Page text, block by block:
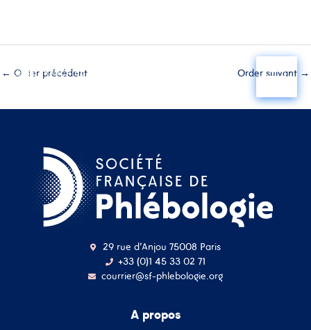
← Order précédent Order suivant →
29 rue d'Anjou 75008 Paris
+33 (0)1 45 33 02 71
courrier@sf-phlebologie.org
A propos
adresse mail